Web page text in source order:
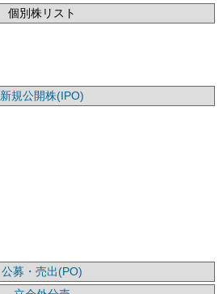
個別株リスト
新規公開株(IPO)
公募・売出(PO)